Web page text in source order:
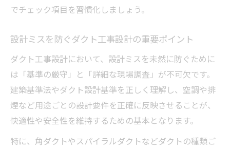
でチェック項目を習慣化しましょう。
設計ミスを防ぐダクト工事設計の重要ポイント
ダクト工事設計において、設計ミスを未然に防ぐために
は「基準の厳守」と「詳細な現場調査」が不可欠です。
建築基準法やダクト設計基準を正しく理解し、空調や排
煙など用途ごとの設計要件を正確に反映させることが、
快適性や安全性を維持するための基本となります。
特に、角ダクトやスパイラルダクトなどダクトの種類ご